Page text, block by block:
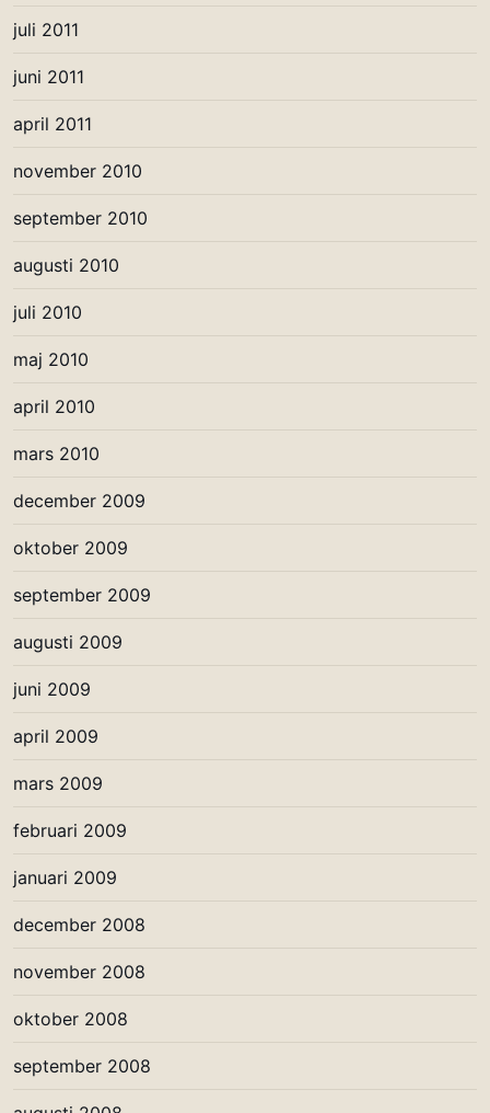
juli 2011
juni 2011
april 2011
november 2010
september 2010
augusti 2010
juli 2010
maj 2010
april 2010
mars 2010
december 2009
oktober 2009
september 2009
augusti 2009
juni 2009
april 2009
mars 2009
februari 2009
januari 2009
december 2008
november 2008
oktober 2008
september 2008